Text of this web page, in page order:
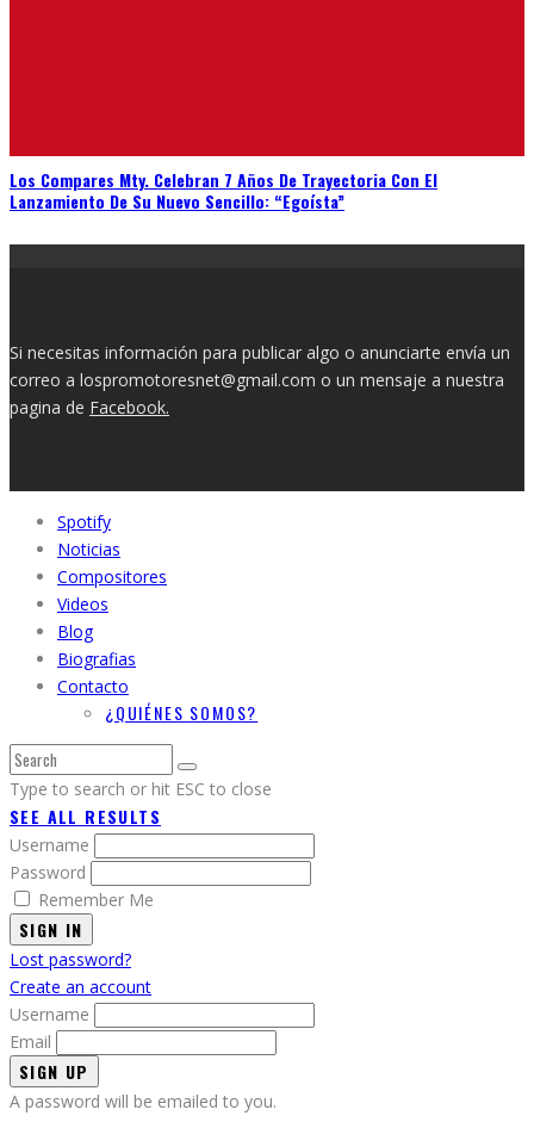
Los Compares Mty. Celebran 7 Años De Trayectoria Con El
Lanzamiento De Su Nuevo Sencillo: “Egoísta”
Si necesitas información para publicar algo o anunciarte envía un
correo a lospromotoresnet@gmail.com o un mensaje a nuestra
pagina de Facebook.
Spotify
Noticias
Compositores
Videos
Blog
Biografias
Contacto
¿QUIÉNES SOMOS?
Type to search or hit ESC to close
SEE ALL RESULTS
Username
Password
Remember Me
SIGN IN
Lost password?
Create an account
Username
Email
A password will be emailed to you.